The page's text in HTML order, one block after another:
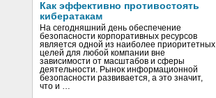
Как эффективно противостоять
кибератакам
На сегодняшний день обеспечение
безопасности корпоративных ресурсов
является одной из наиболее приоритетных
целей для любой компании вне
зависимости от масштабов и сферы
деятельности. Рынок информационной
безопасности развивается, а это значит,
что и …